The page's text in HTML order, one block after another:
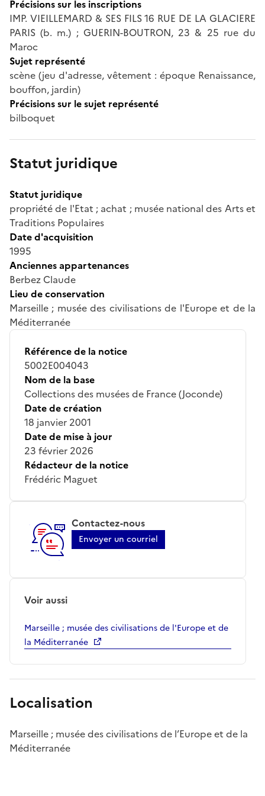
Précisions sur les inscriptions
IMP. VIEILLEMARD & SES FILS 16 RUE DE LA GLACIERE
PARIS (b. m.) ; GUERIN-BOUTRON, 23 & 25 rue du
Maroc
Sujet représenté
scène (jeu d'adresse, vêtement : époque Renaissance,
bouffon, jardin)
Précisions sur le sujet représenté
bilboquet
Statut juridique
Statut juridique
propriété de l'Etat ; achat ; musée national des Arts et
Traditions Populaires
Date d'acquisition
1995
Anciennes appartenances
Berbez Claude
Lieu de conservation
Marseille ; musée des civilisations de l'Europe et de la
Méditerranée
Référence de la notice
5002E004043
Nom de la base
Collections des musées de France (Joconde)
Date de création
18 janvier 2001
Date de mise à jour
23 février 2026
Rédacteur de la notice
Frédéric Maguet
Contactez-nous
Envoyer un courriel
Voir aussi
Marseille ; musée des civilisations de l'Europe et de
la Méditerranée
Localisation
Marseille ; musée des civilisations de l’Europe et de la
Méditerranée